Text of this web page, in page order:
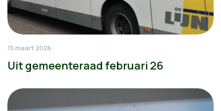
15 maart 2026
Uit gemeenteraad februari 26